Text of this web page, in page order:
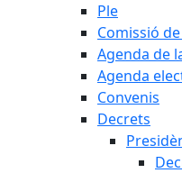
Ple
Comissió
Agenda de
Agenda
Convenis
Decrets